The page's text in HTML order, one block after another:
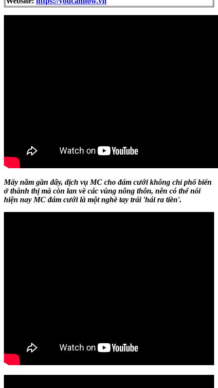
Mấy năm gần đây, dịch vụ MC cho đám cưới không chỉ phổ biến
ở thành thị mà còn lan về các vùng nông thôn, nên có thể nói
hiện nay MC đám cưới là một nghề tay trái 'hái ra tiền'.